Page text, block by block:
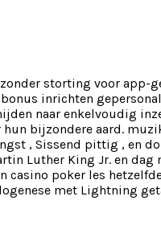
storting voor app-
inrichten
naar enkelvoudig
bijzondere aard.
, Sissend pittig , en
Luther King Jr. en dag
casino poker les
met Lightning